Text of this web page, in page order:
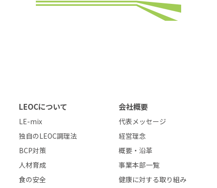
LEOCについて
LE-mix
独自のLEOC調理法
BCP対策
人材育成
食の安全
会社概要
代表メッセージ
経営理念
概要・沿革
事業本部一覧
健康に対する取り組み